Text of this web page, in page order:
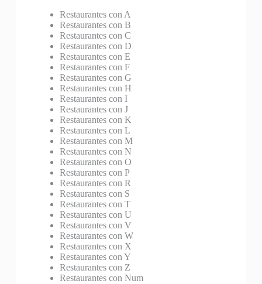
Restaurantes con A
Restaurantes con B
Restaurantes con C
Restaurantes con D
Restaurantes con E
Restaurantes con F
Restaurantes con G
Restaurantes con H
Restaurantes con I
Restaurantes con J
Restaurantes con K
Restaurantes con L
Restaurantes con M
Restaurantes con N
Restaurantes con O
Restaurantes con P
Restaurantes con R
Restaurantes con S
Restaurantes con T
Restaurantes con U
Restaurantes con V
Restaurantes con W
Restaurantes con X
Restaurantes con Y
Restaurantes con Z
Restaurantes con Num